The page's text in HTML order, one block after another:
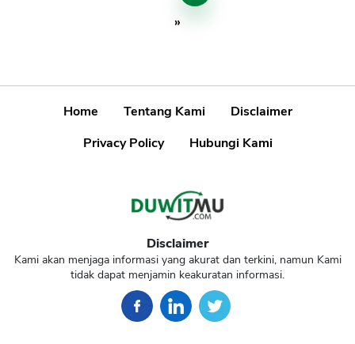
»
Home Tentang Kami
Disclaimer
Privacy Policy
Hubungi Kami
Disclaimer
Kami akan menjaga informasi yang akurat dan terkini, namun Kami
tidak dapat menjamin keakuratan informasi.